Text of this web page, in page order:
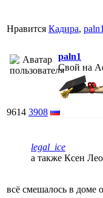
Нравится Кадира, paln1
paln1
Свой на
9614 3908
legal_ice
а также Ксен
всё смешалось в доме